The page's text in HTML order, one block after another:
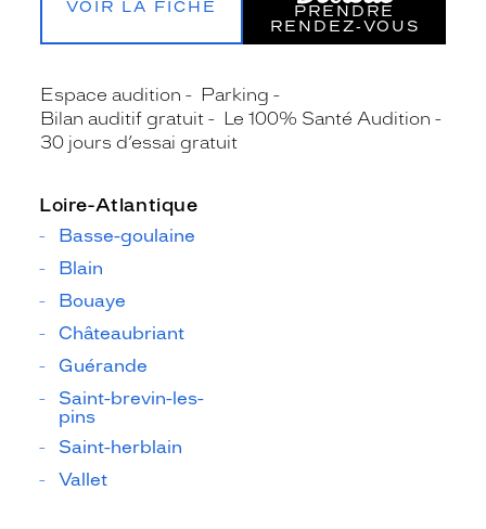
VOIR LA FICHE
PRENDRE
RENDEZ‑VOUS
Espace audition
Parking
Bilan auditif gratuit
Le 100% Santé Audition
30 jours d’essai gratuit
Loire-Atlantique
Basse-goulaine
Blain
Bouaye
Châteaubriant
Guérande
Saint-brevin-les-
pins
Saint-herblain
Vallet